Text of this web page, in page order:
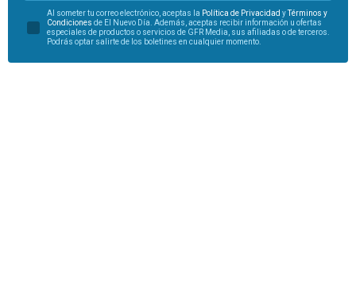
Al someter tu correo electrónico, aceptas la Política de Privacidad yTérminos y
Condiciones de El Nuevo Día. Además, aceptas recibir información u ofertas
especiales de productos o servicios de GFR Media, sus afiliadas o de terceros.
Podrás optar salirte de los boletines en cualquier momento.